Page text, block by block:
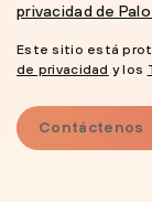
privacidad de
Este sitio está
de privacidad y los
Contáctenos